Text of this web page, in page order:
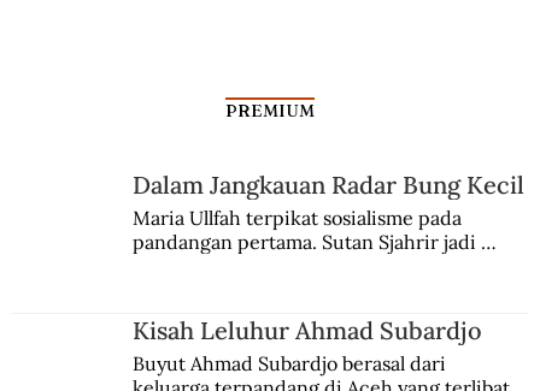
Pengasuh Anak di Masa Kolonial
PREMIUM
Dalam Jangkauan Radar Bung Kecil
Maria Ullfah terpikat sosialisme pada
pandangan pertama. Sutan Sjahrir jadi
Kisah Leluhur Ahmad Subardjo
Buyut Ahmad Subardjo berasal dari